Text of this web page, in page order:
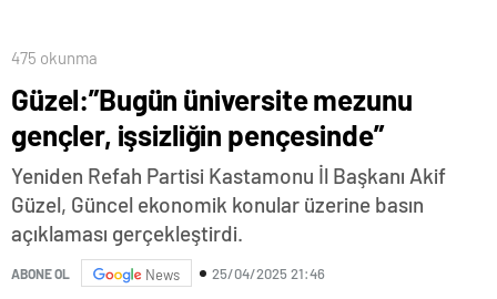
475 okunma
Güzel:”Bugün üniversite mezunu
gençler, işsizliğin pençesinde”
Yeniden Refah Partisi Kastamonu İl Başkanı Akif
Güzel, Güncel ekonomik konular üzerine basın
açıklaması gerçekleştirdi.
ABONE OL News 25/04/2025 21:46